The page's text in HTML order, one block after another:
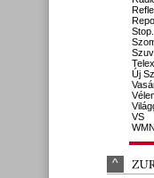
Telex
Új
VS
WMN
^